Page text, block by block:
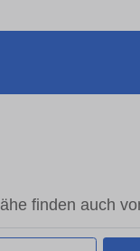
finden auch